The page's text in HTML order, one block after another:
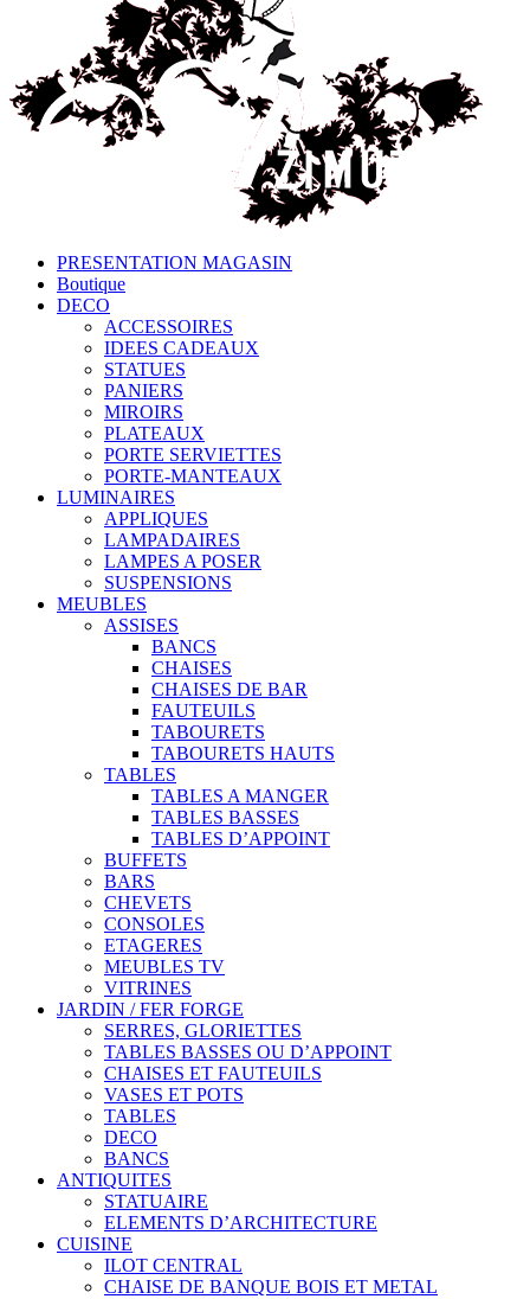
PRESENTATION MAGASIN
Boutique
DECO
ACCESSOIRES
IDEES CADEAUX
STATUES
PANIERS
MIROIRS
PLATEAUX
PORTE SERVIETTES
PORTE-MANTEAUX
LUMINAIRES
APPLIQUES
LAMPADAIRES
LAMPES A POSER
SUSPENSIONS
MEUBLES
ASSISES
BANCS
CHAISES
CHAISES DE BAR
FAUTEUILS
TABOURETS
TABOURETS HAUTS
TABLES
TABLES A MANGER
TABLES BASSES
TABLES D’APPOINT
BUFFETS
BARS
CHEVETS
CONSOLES
ETAGERES
MEUBLES TV
VITRINES
JARDIN / FER FORGE
SERRES, GLORIETTES
TABLES BASSES OU D’APPOINT
CHAISES ET FAUTEUILS
VASES ET POTS
TABLES
DECO
BANCS
ANTIQUITES
STATUAIRE
ELEMENTS D’ARCHITECTURE
CUISINE
ILOT CENTRAL
CHAISE DE BANQUE BOIS ET METAL